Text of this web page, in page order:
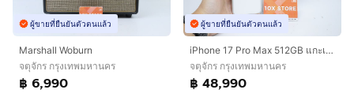
ผู้ขายที่ยืนยันตัวตนแล้ว
Marshall Woburn
จตุจักร กรุงเทพมหานคร
฿ 6,990
ผู้ขายที่ยืนยันตัวตนแล้ว
iPhone 17 Pro Max 512GB แกะเช็ค
จตุจักร กรุงเทพมหานคร
฿ 48,990